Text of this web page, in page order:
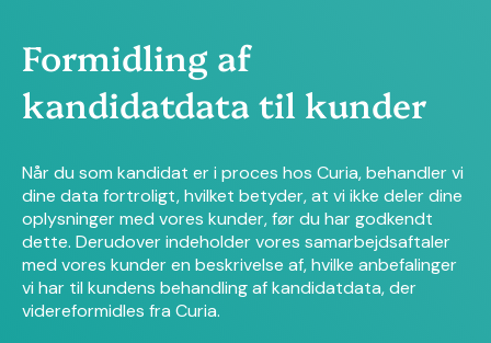
Formidling af
kandidatdata til kunder
Når du som kandidat er i proces hos Curia, behandler vi
dine data fortroligt, hvilket betyder, at vi ikke deler dine
oplysninger med vores kunder, før du har godkendt
dette. Derudover indeholder vores samarbejdsaftaler
med vores kunder en beskrivelse af, hvilke anbefalinger
vi har til kundens behandling af kandidatdata, der
videreformidles fra Curia.